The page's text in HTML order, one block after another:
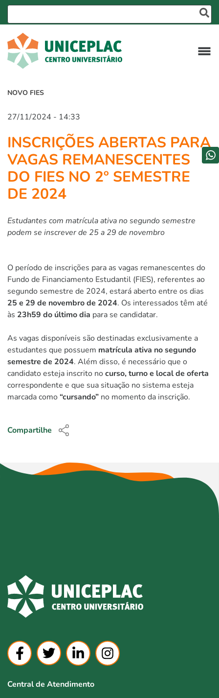
NOVO FIES
27/11/2024 - 14:33
INSCRIÇÕES ABERTAS PARA
VAGAS REMANESCENTES
DO FIES NO 2º SEMESTRE
DE 2024
Estudantes com matrícula ativa no segundo semestre
podem se inscrever de 25 a 29 de novembro
O período de inscrições para as vagas remanescentes do
Fundo de Financiamento Estudantil (FIES), referentes ao
segundo semestre de 2024, estará aberto entre os dias
25 e 29 de novembro de 2024. Os interessados têm até
às 23h59 do último dia para se candidatar.
As vagas disponíveis são destinadas exclusivamente a
estudantes que possuem matrícula ativa no segundo
semestre de 2024. Além disso, é necessário que o
candidato esteja inscrito nocurso, turno e local de oferta
correspondente e que sua situação no sistema esteja
marcada como“cursando” no momento da inscrição.
Compartilhe
Central de Atendimento